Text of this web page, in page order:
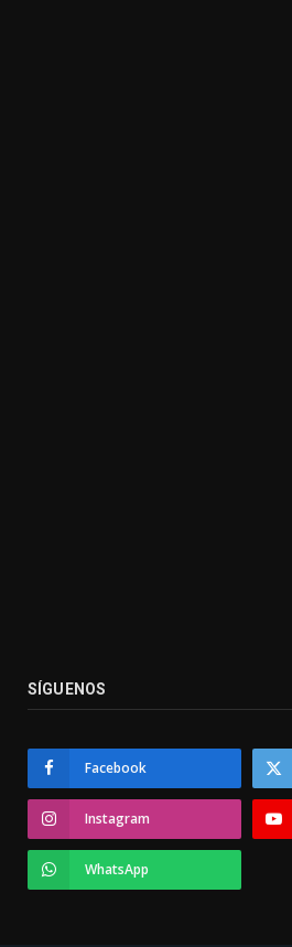
SÍGUENOS
Facebook
Instagram
WhatsApp